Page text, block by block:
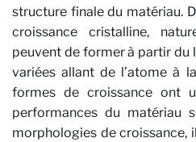
structure finale du matériau.
croissance cristalline,
peuvent de former à partir du
variées allant de l’atome à
formes de croissance ont
performances du matériau
morphologies de croissance,